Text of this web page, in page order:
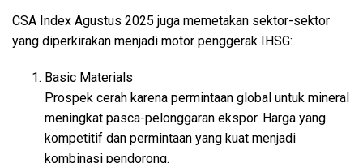
CSA Index Agustus 2025 juga memetakan sektor-sektor
yang diperkirakan menjadi motor penggerak IHSG:
Basic Materials
Prospek cerah karena permintaan global untuk mineral
meningkat pasca-pelonggaran ekspor. Harga yang
kompetitif dan permintaan yang kuat menjadi
kombinasi pendorong.